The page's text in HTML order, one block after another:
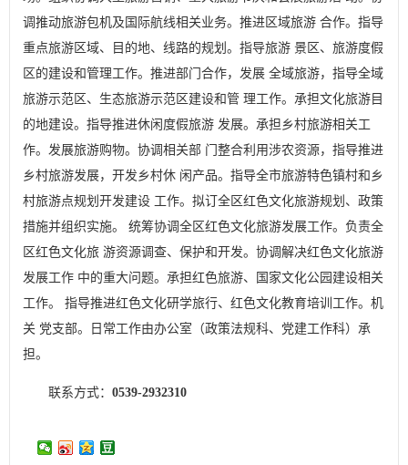
调推动旅游包机及国际航线相关业务。推进区域旅游 合作。指导
重点旅游区域、目的地、线路的规划。指导旅游 景区、旅游度假
区的建设和管理工作。推进部门合作，发展 全域旅游，指导全域
旅游示范区、生态旅游示范区建设和管 理工作。承担文化旅游目
的地建设。指导推进休闲度假旅游 发展。承担乡村旅游相关工
作。发展旅游购物。协调相关部 门整合利用涉农资源，指导推进
乡村旅游发展，开发乡村休 闲产品。指导全市旅游特色镇村和乡
村旅游点规划开发建设 工作。拟订全区红色文化旅游规划、政策
措施并组织实施。 统筹协调全区红色文化旅游发展工作。负责全
区红色文化旅 游资源调查、保护和开发。协调解决红色文化旅游
发展工作 中的重大问题。承担红色旅游、国家文化公园建设相关
工作。 指导推进红色文化研学旅行、红色文化教育培训工作。机
关 党支部。日常工作由办公室（政策法规科、党建工作科）承
担。
联系方式：0539-2932310